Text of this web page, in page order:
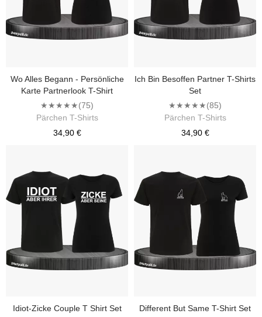
Wo Alles Begann - Persönliche
Karte Partnerlook T-Shirt
★★★★★(75)
Pärchen T-Shirts
34,90 €
Ich Bin Besoffen Partner T-Shirts
Set
★★★★★(85)
Pärchen T-Shirts
34,90 €
Idiot-Zicke Couple T Shirt Set
Different But Same T-Shirt Set